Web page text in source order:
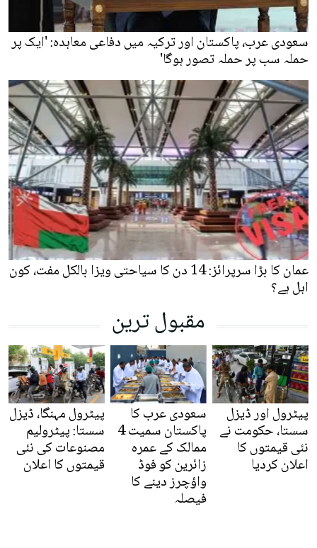
سعودی عرب، پاکستان اور ترکیہ میں دفاعی معاہدہ: 'ایک پر
حملہ سب پر حملہ تصور ہوگا'
عمان کا بڑا سرپرائز: 14 دن کا سیاحتی ویزا بالکل مفت، کون
اہل ہے؟
مقبول ترین
پیٹرول اور ڈیزل
سستا، حکومت نے
نئی قیمتوں کا
اعلان کردیا
سعودی عرب کا
پاکستان سمیت 4
ممالک کے عمرہ
زائرین کو فوڈ
واؤچرز دینے کا
فیصلہ
پیٹرول مہنگا، ڈیزل
سستا: پیٹرولیم
مصنوعات کی نئی
قیمتوں کا اعلان